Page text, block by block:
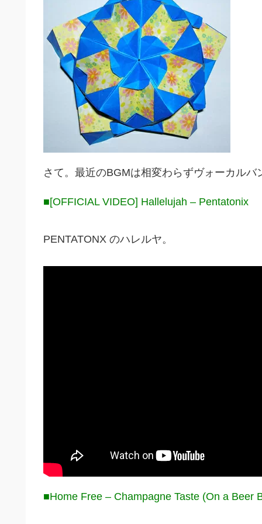
さて。最近のBGMは相変わらずヴォーカルバ
■[OFFICIAL VIDEO] Hallelujah – Pentatonix
PENTATONX のハレルヤ。
■Home Free – Champagne Taste (On a Beer